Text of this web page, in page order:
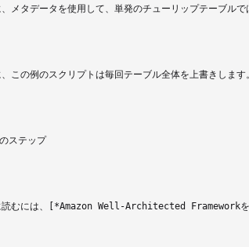
メタデータを使用して、単発のチューリップテーブル
この例のスクリプトは毎回テーブル全体を上書きしま
ステップ
読むには、[*Amazon Well-Architected Framework